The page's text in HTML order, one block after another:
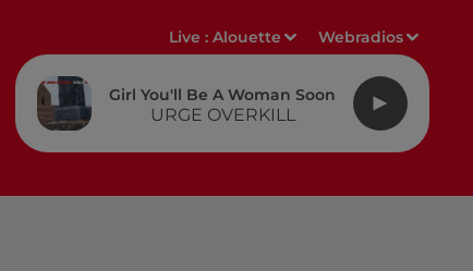
Live :Alouette Webradios
Girl You'll Be A Woman Soon
URGE OVERKILL